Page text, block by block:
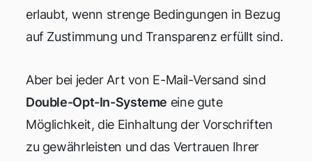
erlaubt, wenn strenge Bedingungen in Bezug
auf Zustimmung und Transparenz erfüllt sind.
Aber bei jeder Art von E-Mail-Versand sind
Double-Opt-In-Systeme eine gute
Möglichkeit, die Einhaltung der Vorschriften
zu gewährleisten und das Vertrauen Ihrer